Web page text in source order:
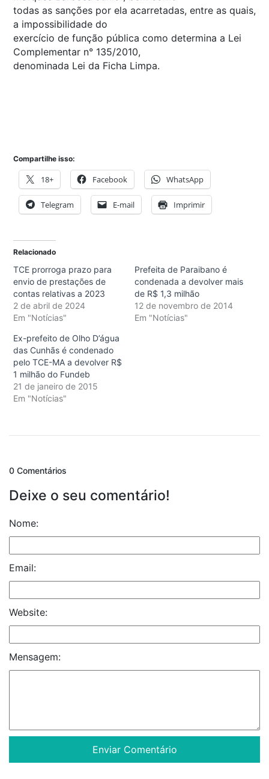
todas as sanções por ela acarretadas, entre as quais,
a impossibilidade do
exercício de função pública como determina a Lei
Complementar n° 135/2010,
denominada Lei da Ficha Limpa.
Compartilhe isso:
18+ Facebook WhatsApp
Telegram E-mail Imprimir
Relacionado
TCE prorroga prazo para
envio de prestações de
contas relativas a 2023
2 de abril de 2024
Em "Notícias"
Prefeita de Paraibano é
condenada a devolver mais
de R$ 1,3 milhão
12 de novembro de 2014
Em "Notícias"
Ex-prefeito de Olho D’água
das Cunhãs é condenado
pelo TCE-MA a devolver R$
1 milhão do Fundeb
21 de janeiro de 2015
Em "Notícias"
0 Comentários
Deixe o seu comentário!
Nome:
Email:
Website:
Mensagem: